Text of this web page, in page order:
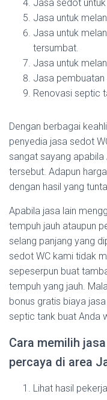
Jasa sedot
Jasa untuk
Jasa untuk
tersumbat.
Jasa untuk
Jasa
Renovasi septic
Dengan berbagai
penyedia jasa sedot
sangat sayang
tersebut. Adapun
dengan hasil yang
Apabila jasa lain
tempuh jauh ataupun
selang panjang yang
sedot WC kami tidak
sepeserpun buat
tempuh yang jauh.
bonus gratis biaya
septic tank buat Anda
Cara memilih
percaya di area
Lihat hasil